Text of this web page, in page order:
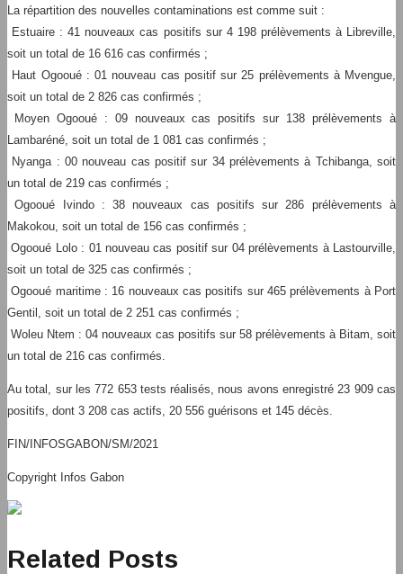
La répartition des nouvelles contaminations est comme suit :
Estuaire : 41 nouveaux cas positifs sur 4 198 prélèvements à Libreville,
soit un total de 16 616 cas confirmés ;
Haut Ogooué : 01 nouveau cas positif sur 25 prélèvements à Mvengue,
soit un total de 2 826 cas confirmés ;
Moyen Ogooué : 09 nouveaux cas positifs sur 138 prélèvements à
Lambaréné, soit un total de 1 081 cas confirmés ;
Nyanga : 00 nouveau cas positif sur 34 prélèvements à Tchibanga, soit
un total de 219 cas confirmés ;
Ogooué Ivindo : 38 nouveaux cas positifs sur 286 prélèvements à
Makokou, soit un total de 156 cas confirmés ;
Ogooué Lolo : 01 nouveau cas positif sur 04 prélèvements à Lastourville,
soit un total de 325 cas confirmés ;
Ogooué maritime : 16 nouveaux cas positifs sur 465 prélèvements à Port
Gentil, soit un total de 2 251 cas confirmés ;
Woleu Ntem : 04 nouveaux cas positifs sur 58 prélèvements à Bitam, soit
un total de 216 cas confirmés.
Au total, sur les 772 653 tests réalisés, nous avons enregistré 23 909 cas
positifs, dont 3 208 cas actifs, 20 556 guérisons et 145 décès.
FIN/INFOSGABON/SM/2021
Copyright Infos Gabon
Related Posts